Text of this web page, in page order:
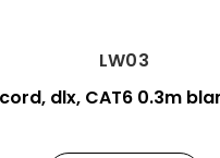
LW03
dlx, CAT6 0.3m